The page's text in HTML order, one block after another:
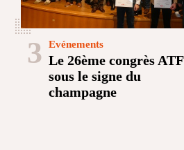
3 Le 26ème congrès ATF
sous le signe du
champagne
Evénements